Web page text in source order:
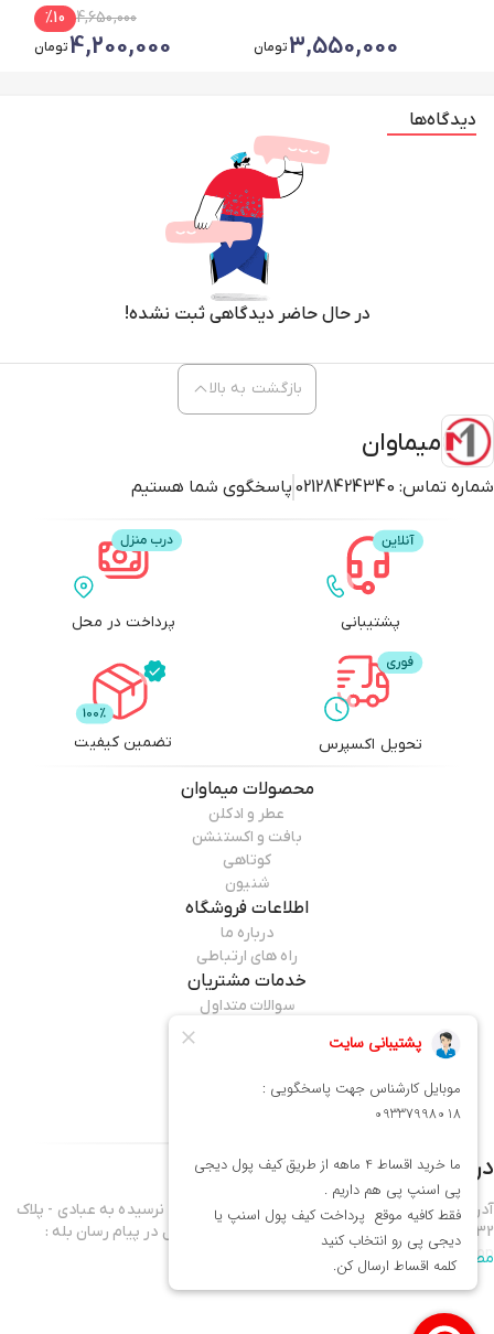
3,550,000تومان
4,650,000
%10
4,200,000تومان
دیدگاه‌ها
در حال حاضر دیدگاهی ثبت نشده!
میماوان
شماره تماس: 02128424340 پاسخگوی شما هستیم
بازگشت به بالا
پشتیبانی پرداخت در محل
تحویل اکسپرس تضمین کیفیت
محصولاتمیماوان
عطر و ادکلن
بافت و اکستنشن
کوتاهی
شنیون
اطلاعات فروشگاه
درباره ما
راه های ارتباطی
خدمات مشتریان
سوالات متداول
همراه ما باشید
درباره فروشگاهمیماوان
آدرس فروشگاه : تهران - نارمک خیابان فرجام غربی - نرسیده به عبادی - پلاک
432 موبایل واحد فروش 09337998018 - آدرس کانال در پیام رسان بله :
mima1shop
سلام ورود شما همراهان عزیز را به میماوان،فروشگاه آنلاین آرایشگاهی خوش
مطالعه بیشتر